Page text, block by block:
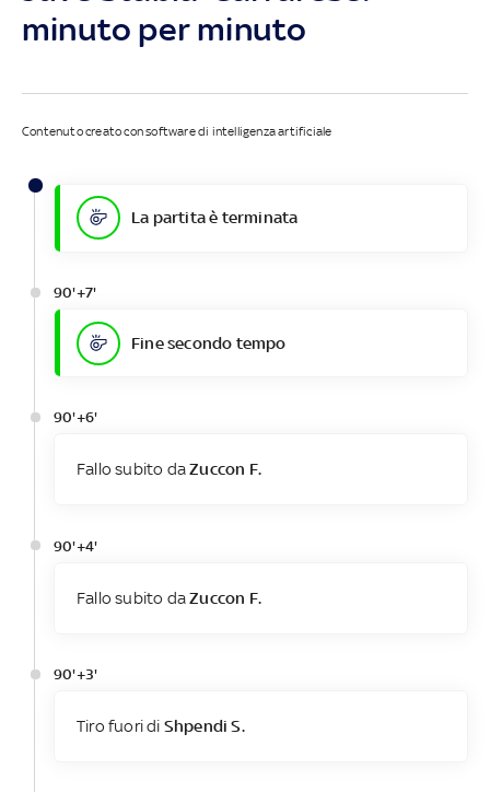
minuto per minuto
Contenuto creato con software di intelligenza artificiale
La partita è terminata
90'+7'
Fine secondo tempo
90'+6'
Fallo subito daZuccon F.
90'+4'
Fallo subito daZuccon F.
90'+3'
Tiro fuori di Shpendi S.